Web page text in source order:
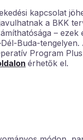
kapcsolat
a BKK
– ezek
Buda-
Program
érhetők el.